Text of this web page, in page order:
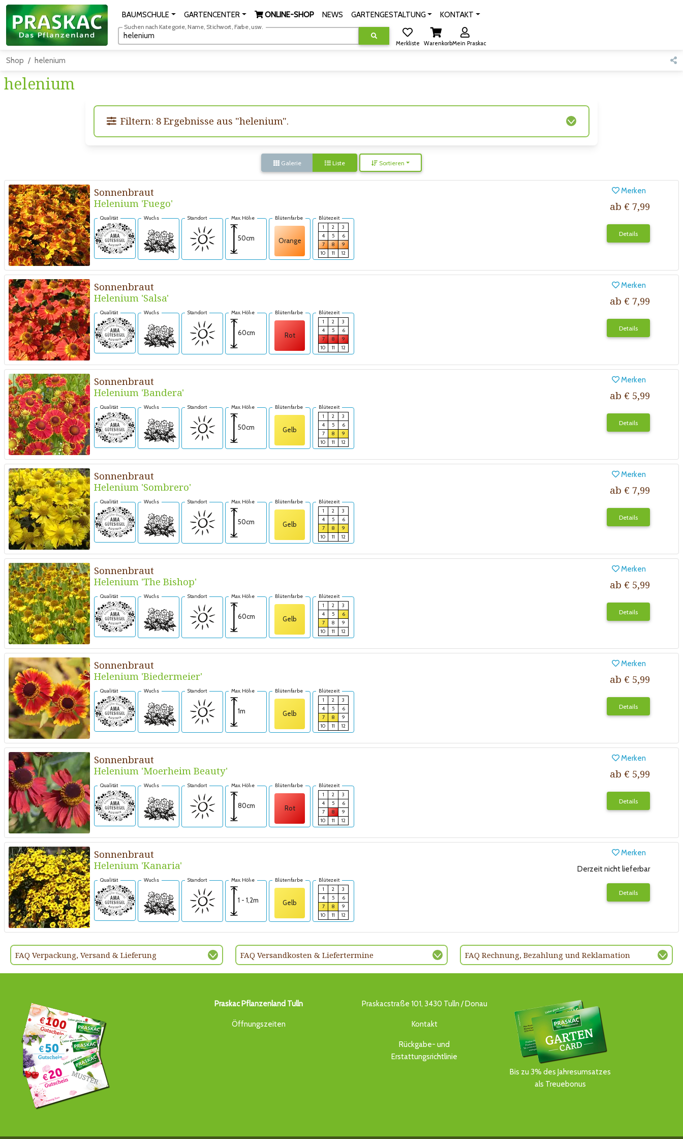
BAUMSCHULE GARTENCENTER ONLINE-SHOP NEWS GARTENGESTALTUNG KONTAKT
Suchen nach Kategorie, Name, Stichwort, Farbe, usw.
Merkliste WarenkorbMein Praskac
Shop helenium
helenium
Filtern: 8 Ergebnisse aus "helenium".
Galerie Liste Sortieren
Sonnenbraut
Helenium 'Fuego'
Qualität Wuchs Standort Max. Höhe
50cm
Blütenfarbe
Orange
Blütezeit
1
2
3
4
5
6
7
8
9
10
11 12
Merken
ab € 7,99
Details
Sonnenbraut
Helenium 'Salsa'
Qualität Wuchs Standort Max. Höhe
60cm
Blütenfarbe
Rot
Blütezeit
1
2
3
4
5
6
7
8
9
10
11 12
Merken
ab € 7,99
Details
Sonnenbraut
Helenium 'Bandera'
Qualität Wuchs Standort Max. Höhe
50cm
Blütenfarbe
Gelb
Blütezeit
1
2
3
4
5
6
7
8
9
10
11 12
Merken
ab € 5,99
Details
Sonnenbraut
Helenium 'Sombrero'
Qualität Wuchs Standort Max. Höhe
50cm
Blütenfarbe
Gelb
Blütezeit
1
2
3
4
5
6
7
8
9
10
11 12
Merken
ab € 7,99
Details
Sonnenbraut
Helenium 'The Bishop'
Qualität Wuchs Standort Max. Höhe
60cm
Blütenfarbe
Gelb
Blütezeit
1
2
3
4
5
6
7
8
9
10
11 12
Merken
ab € 5,99
Details
Sonnenbraut
Helenium 'Biedermeier'
Qualität Wuchs Standort Max. Höhe
1m
Blütenfarbe
Gelb
Blütezeit
1
2
3
4
5
6
7
8
9
10
11 12
Merken
ab € 5,99
Details
Sonnenbraut
Helenium 'Moerheim Beauty'
Qualität Wuchs Standort Max. Höhe
80cm
Blütenfarbe
Rot
Blütezeit
1
2
3
4
5
6
7
8
9
10
11 12
Merken
ab € 5,99
Details
Sonnenbraut
Helenium 'Kanaria'
Qualität Wuchs Standort Max. Höhe
1 - 1,2m
Blütenfarbe
Gelb
Blütezeit
1
2
3
4
5
6
7
8
9
10
11 12
Merken
Derzeit nicht lieferbar
Details
FAQ Verpackung, Versand & Lieferung FAQ Versandkosten & Liefertermine FAQ Rechnung, Bezahlung und Reklamation
Praskac Pflanzenland Tulln
Öffnungszeiten
Praskacstraße 101, 3430 Tulln / Donau
Kontakt
Rückgabe- und
Erstattungsrichtlinie
Bis zu 3% des Jahresumsatzes
als Treuebonus